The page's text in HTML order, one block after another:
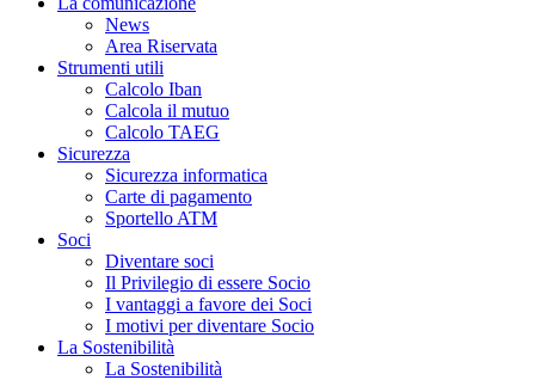
News
Area Riservata
Strumenti utili
Calcolo Iban
Calcola il mutuo
Calcolo TAEG
Sicurezza
Sicurezza informatica
Carte di pagamento
Sportello ATM
Soci
Diventare soci
Il Privilegio di essere Socio
I vantaggi a favore dei Soci
I motivi per diventare Socio
La Sostenibilità
La Sostenibilità